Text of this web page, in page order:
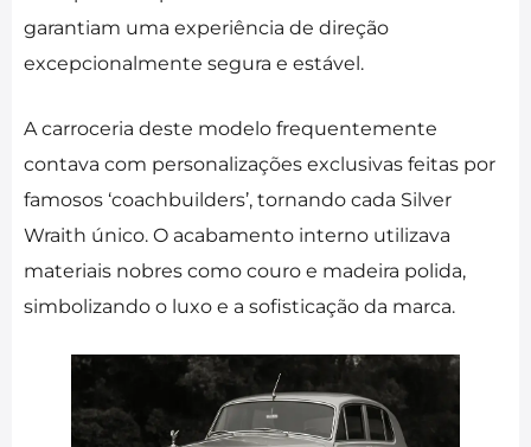
garantiam uma experiência de direção
excepcionalmente segura e estável.
A carroceria deste modelo frequentemente
contava com personalizações exclusivas feitas por
famosos ‘coachbuilders’, tornando cada Silver
Wraith único. O acabamento interno utilizava
materiais nobres como couro e madeira polida,
simbolizando o luxo e a sofisticação da marca.